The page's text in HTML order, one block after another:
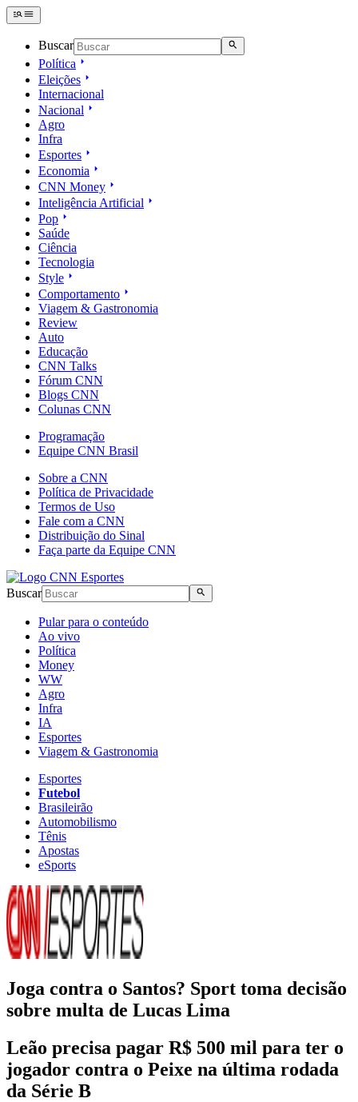
Buscar
Política
Eleições
Internacional
Nacional
Agro
Infra
Esportes
Economia
CNN Money
Inteligência Artificial
Pop
Saúde
Ciência
Tecnologia
Style
Comportamento
Viagem & Gastronomia
Review
Auto
Educação
CNN Talks
Fórum CNN
Blogs CNN
Colunas CNN
Programação
Equipe CNN Brasil
Sobre a CNN
Política de Privacidade
Termos de Uso
Fale com a CNN
Distribuição do Sinal
Faça parte da Equipe CNN
Buscar
Pular para o conteúdo
Ao vivo
Política
Money
WW
Agro
Infra
IA
Esportes
Viagem & Gastronomia
Esportes
Futebol
Brasileirão
Automobilismo
Tênis
Apostas
eSports
Joga contra o Santos? Sport toma decisão
sobre multa de Lucas Lima
Leão precisa pagar R$ 500 mil para ter o
jogador contra o Peixe na última rodada
da Série B